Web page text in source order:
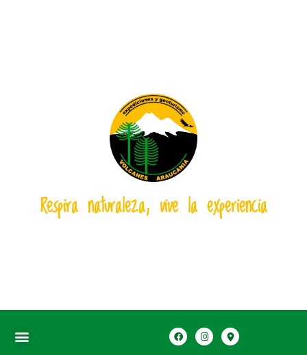
Respira naturaleza, vive la experiencia